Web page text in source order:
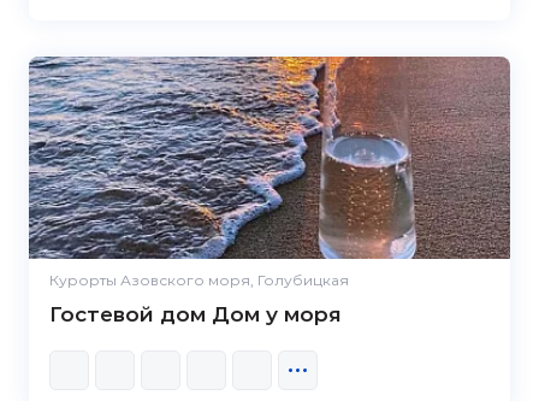
Курорты Азовского моря, Голубицкая
Гостевой дом Дом у моря